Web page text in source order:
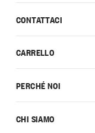
CONTATTACI
CARRELLO
PERCHÉ NOI
CHI SIAMO